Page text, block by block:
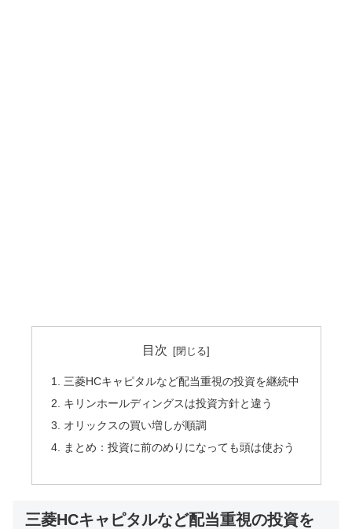
目次
三菱HCキャピタルなど配当重視の投資を継続中
キリンホールディングスは投資方針と違う
オリックスの買い増しが順調
まとめ：投資に前のめりになっても頭は使おう
三菱HCキャピタルなど配当重視の投資を